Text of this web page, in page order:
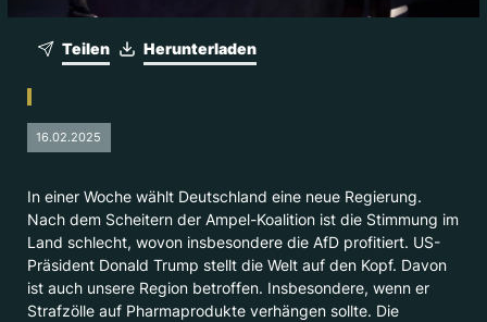
Herunterladen
Teilen
16.02.2025
In einer Woche wählt Deutschland eine neue Regierung.
Nach dem Scheitern der Ampel-Koalition ist die Stimmung im
Land schlecht, wovon insbesondere die AfD profitiert. US-
Präsident Donald Trump stellt die Welt auf den Kopf. Davon
ist auch unsere Region betroffen. Insbesondere, wenn er
Strafzölle auf Pharmaprodukte verhängen sollte. Die